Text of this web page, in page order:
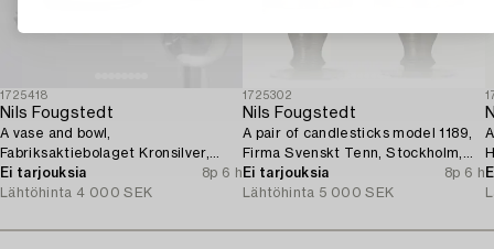
1725418
Nils Fougstedt
A vase and bowl,
Fabriksaktiebolaget Kronsilver,
1930s.
Ei tarjouksia
8p 6 h
Lähtöhinta 4 000 SEK
1725302
Nils Fougstedt
A pair of candlesticks model 1189,
Firma Svenskt Tenn, Stockholm,
1929.
Ei tarjouksia
8p 6 h
Lähtöhinta 5 000 SEK